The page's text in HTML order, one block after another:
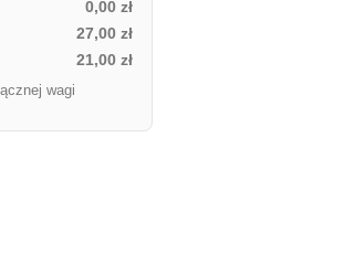
0,00 zł
27,00 zł
21,00 zł
wagi